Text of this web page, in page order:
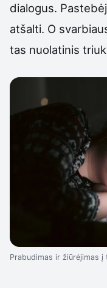
dialogus.
atšalti. O
tas nuolatinis
Prabudimas ir žiūrėjimas į